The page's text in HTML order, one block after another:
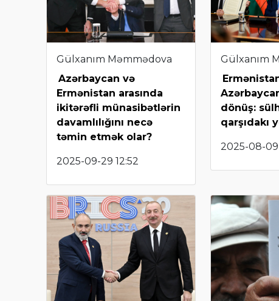
Gülxanım Məmmədova
Azərbaycan və
Ermənistan arasında
ikitərəfli münasibətlərin
davamlılığını necə
təmin etmək olar?
2025-09-29 12:52
Gülxanım
dönüş:
qarşıdakı
2025-08-09